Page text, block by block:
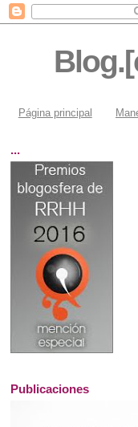
Página principal
...
Publicaciones